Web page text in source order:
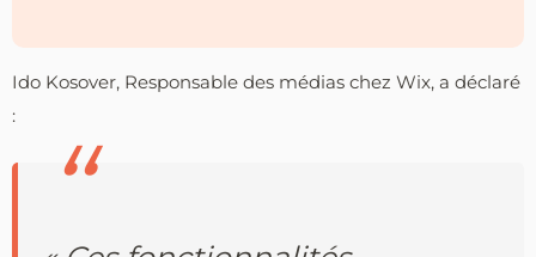
Ido Kosover, Responsable des médias chez Wix, a déclaré
: